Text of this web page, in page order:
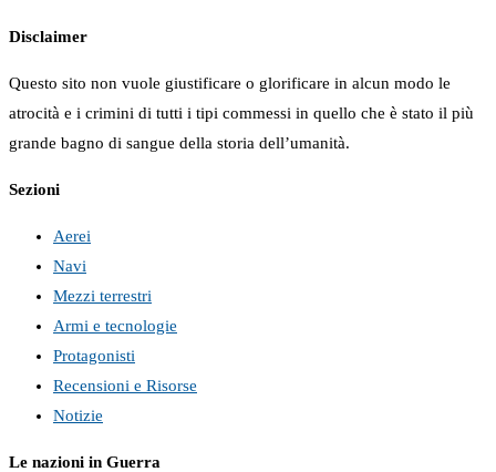
Disclaimer
Questo sito non vuole giustificare o glorificare in alcun modo le
atrocità e i crimini di tutti i tipi commessi in quello che è stato il più
grande bagno di sangue della storia dell’umanità.
Sezioni
Aerei
Navi
Mezzi terrestri
Armi e tecnologie
Protagonisti
Recensioni e Risorse
Notizie
Le nazioni in Guerra